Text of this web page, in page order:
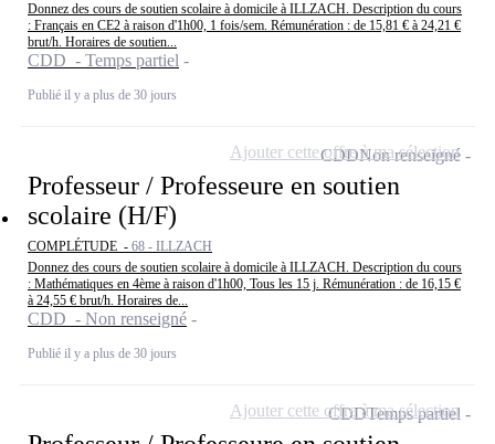
Donnez des cours de soutien scolaire à domicile à ILLZACH. Description du cours
: Français en CE2 à raison d'1h00, 1 fois/sem. Rémunération : de 15,81 € à 24,21 €
brut/h. Horaires de soutien...
CDD - Temps partiel
Publié il y a plus de 30 jours
Professeur / Professeure en soutien
scolaire (H/F)
COMPLÉTUDE - 68 - ILLZACH
Donnez des cours de soutien scolaire à domicile à ILLZACH. Description du cours
: Mathématiques en 4ème à raison d'1h00, Tous les 15 j. Rémunération : de 16,15 €
à 24,55 € brut/h. Horaires de...
CDD - Non renseigné
Publié il y a plus de 30 jours
CDDNon renseigné
Ajouter cette offre à ma sélection
CDDTemps partiel
Ajouter cette offre à ma sélection